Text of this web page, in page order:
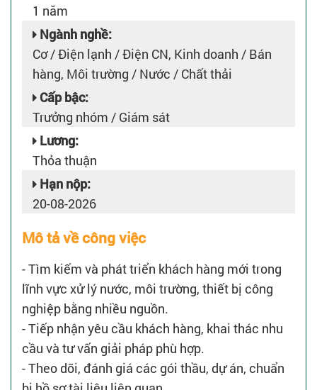
1 năm
Ngành nghề:
Cơ / Điện lạnh / Điện CN, Kinh doanh / Bán
hàng, Môi trường / Nước / Chất thải
Cấp bậc:
Trưởng nhóm / Giám sát
Lương:
Thỏa thuận
Hạn nộp:
20-08-2026
Mô tả về công việc
- Tìm kiếm và phát triển khách hàng mới trong
lĩnh vực xử lý nước, môi trường, thiết bị công
nghiệp bằng nhiều nguồn.
- Tiếp nhận yêu cầu khách hàng, khai thác nhu
cầu và tư vấn giải pháp phù hợp.
- Theo dõi, đánh giá các gói thầu, dự án, chuẩn